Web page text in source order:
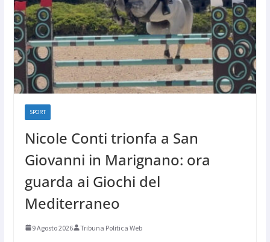
SPORT
Nicole Conti trionfa a San
Giovanni in Marignano: ora
guarda ai Giochi del
Mediterraneo
9 Agosto 2026 Tribuna Politica Web